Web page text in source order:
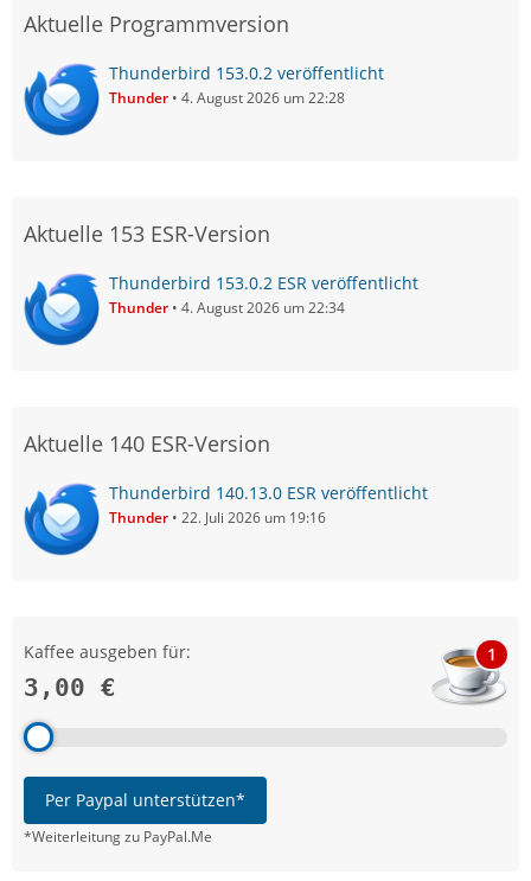
Aktuelle Programmversion
Thunderbird 153.0.2 veröffentlicht
Thunder 4. August 2026 um 22:28
Aktuelle 153 ESR-Version
Thunderbird 153.0.2 ESR veröffentlicht
Thunder 4. August 2026 um 22:34
Aktuelle 140 ESR-Version
Thunderbird 140.13.0 ESR veröffentlicht
Thunder 22. Juli 2026 um 19:16
Kaffee ausgeben für:
3,00 €
1
Per Paypal unterstützen*
*Weiterleitung zu PayPal.Me